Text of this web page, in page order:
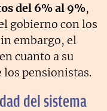
del 6% al 9%,
gobierno con los
embargo, el
cuanto a su
los pensionistas.
del sistema